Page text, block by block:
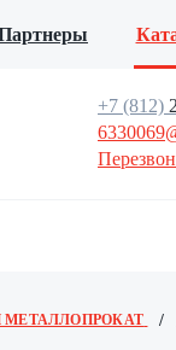
+7 (812)
МЕТАЛЛОПРОКАТ